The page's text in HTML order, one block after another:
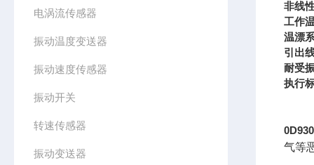
电涡流传感器
振动温度变送器
振动速度传感器
振动开关
转速传感器
振动变送器
非线
工作
温漂
引出
耐受
执行
气等